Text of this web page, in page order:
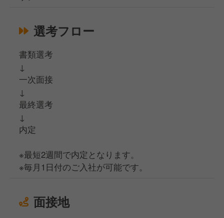
選考フロー
書類選考
↓
一次面接
↓
最終選考
↓
内定
※最短2週間で内定となります。
※毎月1日付のご入社が可能です。
面接地